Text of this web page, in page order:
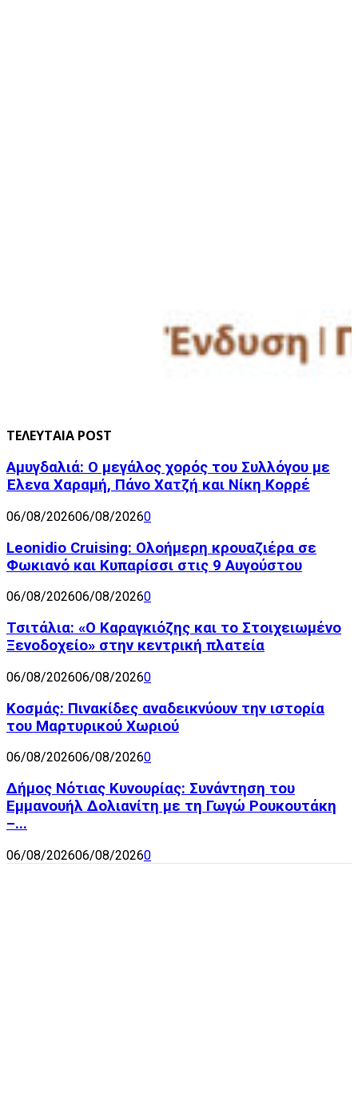
ΤΕΛΕΥΤΑΙΑ POST
Αμυγδαλιά: Ο μεγάλος χορός του Συλλόγου με
Έλενα Χαραμή, Πάνο Χατζή και Νίκη Κορρέ
06/08/202606/08/20260
Leonidio Cruising: Ολοήμερη κρουαζιέρα σε
Φωκιανό και Κυπαρίσσι στις 9 Αυγούστου
06/08/202606/08/20260
Τσιτάλια: «Ο Καραγκιόζης και το Στοιχειωμένο
Ξενοδοχείο» στην κεντρική πλατεία
06/08/202606/08/20260
Κοσμάς: Πινακίδες αναδεικνύουν την ιστορία
του Μαρτυρικού Χωριού
06/08/202606/08/20260
Δήμος Νότιας Κυνουρίας: Συνάντηση του
Εμμανουήλ Δολιανίτη με τη Γωγώ Ρουκουτάκη
–...
06/08/202606/08/20260